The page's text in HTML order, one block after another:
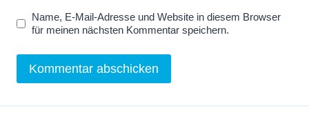
Name, E-Mail-Adresse und Website in diesem Browser
für meinen nächsten Kommentar speichern.